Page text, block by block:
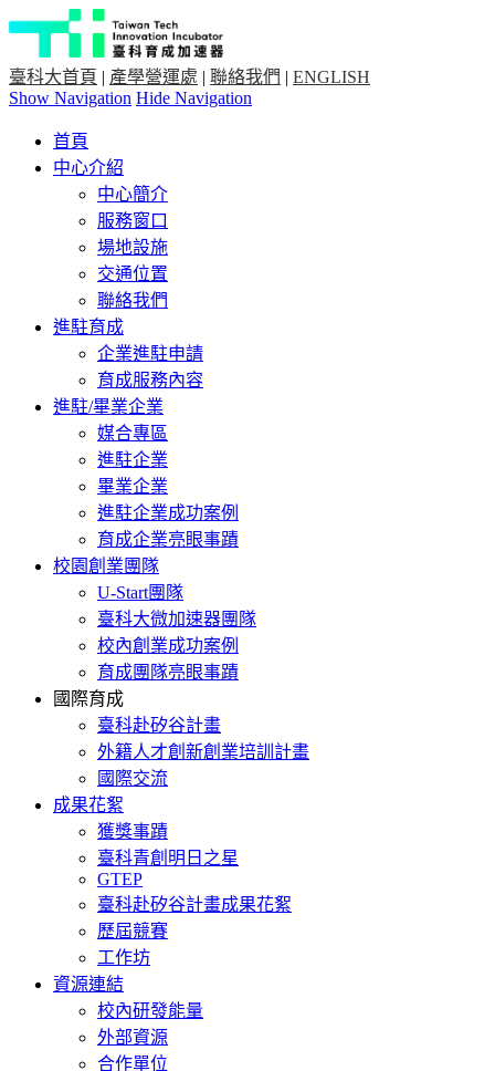
臺科大首頁 | 產學營運處 | 聯絡我們 | ENGLISH
Show Navigation Hide Navigation
首頁
中心介紹
中心簡介
服務窗口
場地設施
交通位置
聯絡我們
進駐育成
企業進駐申請
育成服務內容
進駐/畢業企業
媒合專區
進駐企業
畢業企業
進駐企業成功案例
育成企業亮眼事蹟
校園創業團隊
U-Start團隊
臺科大微加速器團隊
校內創業成功案例
育成團隊亮眼事蹟
國際育成
臺科赴矽谷計畫
外籍人才創新創業培訓計畫
國際交流
成果花絮
獲獎事蹟
臺科青創明日之星
GTEP
臺科赴矽谷計畫成果花絮
歷屆競賽
工作坊
資源連結
校內研發能量
外部資源
合作單位